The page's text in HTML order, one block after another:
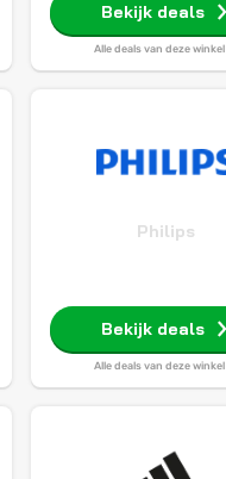
Bekijk deals
Alle deals van deze winkel
Philips
Bekijk deals
Alle deals van deze winkel